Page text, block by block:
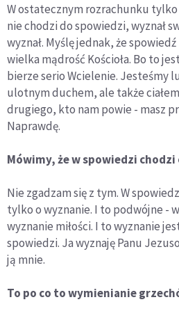
W ostatecznym rozrachunku
nie chodzi do spowiedzi, wyznał
wyznał. Myślę jednak, że
wielka mądrość Kościoła. Bo to
bierze serio Wcielenie. Jesteśmy
ulotnym duchem, ale także
drugiego, kto nam powie - masz
Naprawdę.
Mówimy, że w spowiedzi chodzi
Nie zgadzam się z tym. W
tylko o wyznanie. I to podwójne -
wyznanie miłości. I to wyznanie
spowiedzi. Ja wyznaję Panu
ją mnie.
To po co to wymienianie